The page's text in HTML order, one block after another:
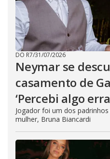
DO R7/31/07/2026
Neymar se
casamento de
‘Percebi algo
Jogador foi um dos
mulher, Bruna Biancardi